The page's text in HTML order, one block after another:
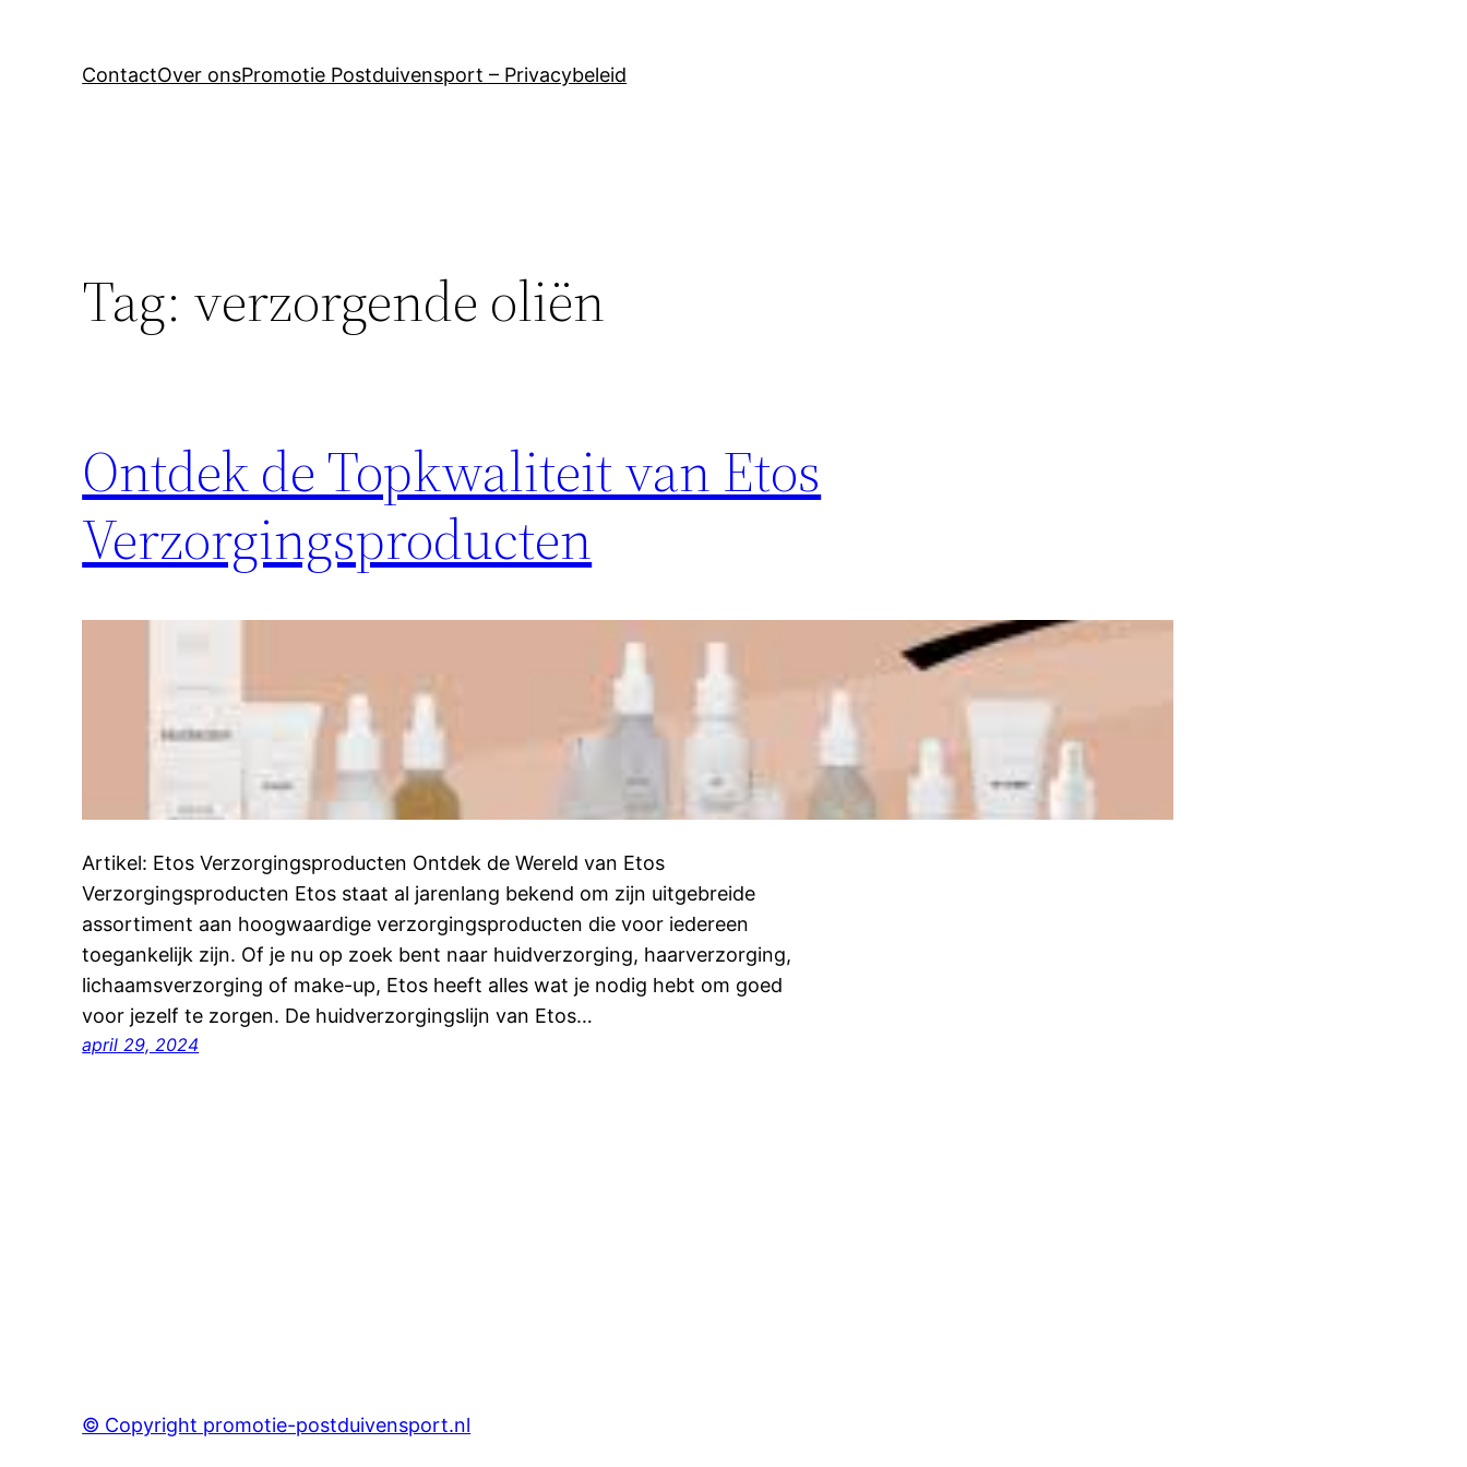
ContactOver onsPromotie Postduivensport – Privacybeleid
Tag: verzorgende oliën
Ontdek de Topkwaliteit van Etos
Verzorgingsproducten
Artikel: Etos Verzorgingsproducten Ontdek de Wereld van Etos
Verzorgingsproducten Etos staat al jarenlang bekend om zijn uitgebreide
assortiment aan hoogwaardige verzorgingsproducten die voor iedereen
toegankelijk zijn. Of je nu op zoek bent naar huidverzorging, haarverzorging,
lichaamsverzorging of make-up, Etos heeft alles wat je nodig hebt om goed
voor jezelf te zorgen. De huidverzorgingslijn van Etos…
april 29, 2024
© Copyright promotie-postduivensport.nl